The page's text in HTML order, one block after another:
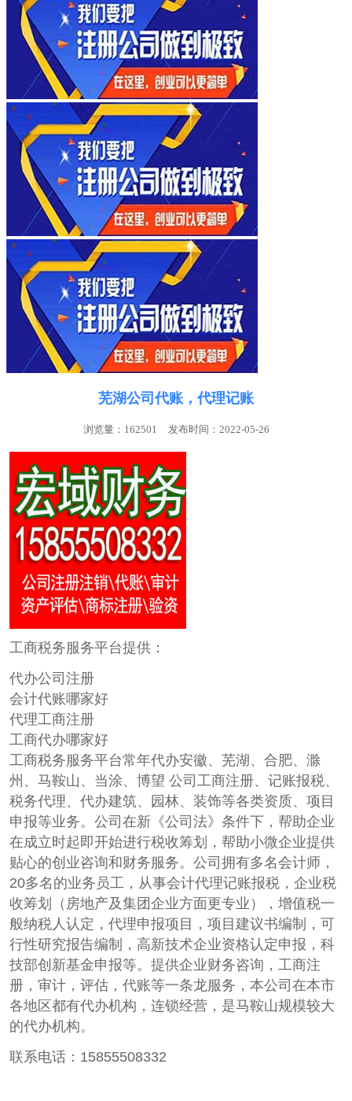
芜湖公司代账，代理记账
浏览量：162501 发布时间：2022-05-26
工商税务服务平台提供：
代办公司注册
会计代账哪家好
代理工商注册
工商代办哪家好
工商税务服务平台常年代办安徽、芜湖、合肥、滁
州、马鞍山、当涂、博望 公司工商注册、记账报税、
税务代理、代办建筑、园林、装饰等各类资质、项目
申报等业务。公司在新《公司法》条件下，帮助企业
在成立时起即开始进行税收筹划，帮助小微企业提供
贴心的创业咨询和财务服务。公司拥有多名会计师，
20多名的业务员工，从事会计代理记账报税，企业税
收筹划（房地产及集团企业方面更专业），增值税一
般纳税人认定，代理申报项目，项目建议书编制，可
行性研究报告编制，高新技术企业资格认定申报，科
技部创新基金申报等。提供企业财务咨询，工商注
册，审计，评估，代账等一条龙服务，本公司在本市
各地区都有代办机构，连锁经营，是马鞍山规模较大
的代办机构。
联系电话：15855508332